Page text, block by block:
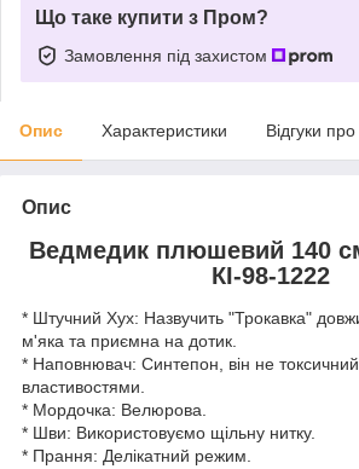
Що таке купити з Пром?
Замовлення під захистом
Опис Характеристики Відгуки
Опис
Ведмедик плюшевий 140
КІ-98-1222
* Штучний Хух: Назвучить "Трокавка"
м'яка та приємна на дотик.
* Наповнювач: Синтепон, він не
властивостями.
* Мордочка: Велюрова.
* Шви: Використовуємо щільну нитку.
* Прання: Делікатний режим.